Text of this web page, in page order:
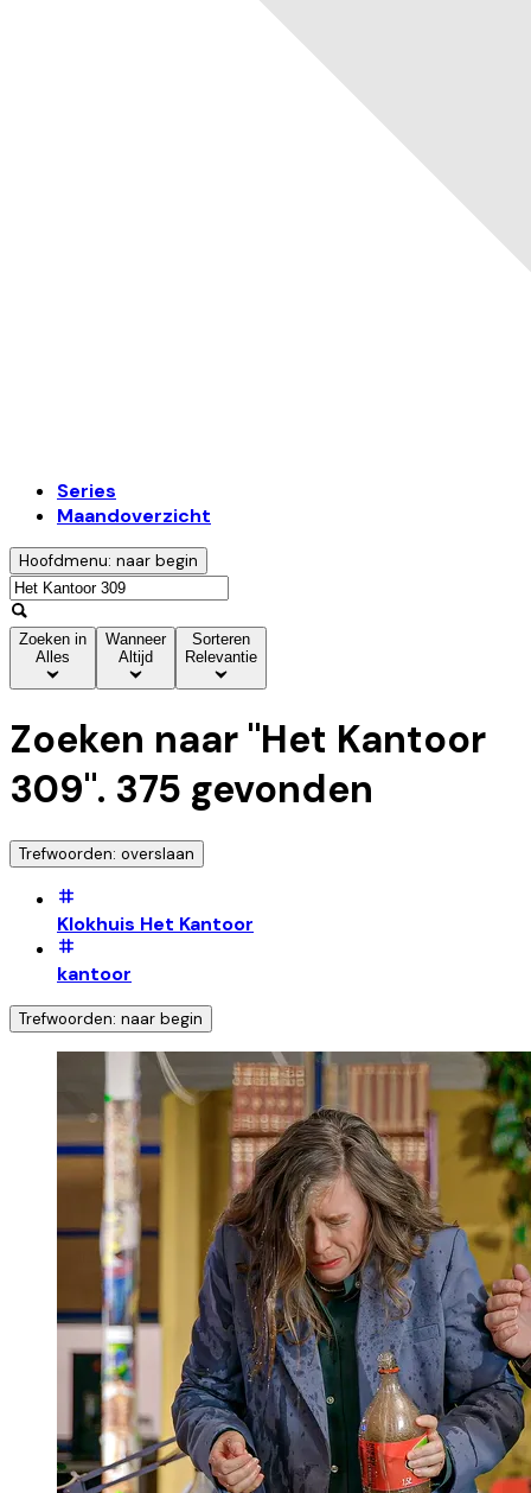
Series
Maandoverzicht
Hoofdmenu: naar begin
Zoeken in
Alles
Wanneer
Altijd
Sorteren
Relevantie
Zoeken naar "Het Kantoor
309". 375 gevonden
Trefwoorden: overslaan
Klokhuis Het Kantoor
kantoor
Trefwoorden: naar begin